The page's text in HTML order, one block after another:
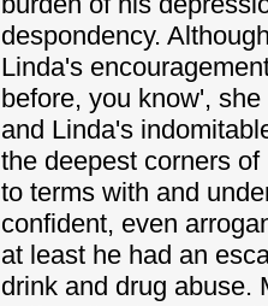
despondency.
Linda's
before, you know',
and Linda's
the deepest corners
to terms with and
confident, even
at least he had an
drink and drug abuse.